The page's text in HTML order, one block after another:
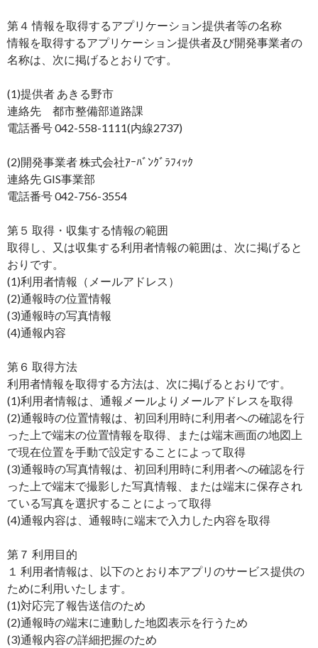
第４ 情報を取得するアプリケーション提供者等の名称
情報を取得するアプリケーション提供者及び開発事業者の
名称は、次に掲げるとおりです。
(1)提供者 あきる野市
連絡先 都市整備部道路課
電話番号 042-558-1111(内線2737)
(2)開発事業者 株式会社ｱｰﾊﾞﾝｸﾞﾗﾌｨｯｸ
連絡先 GIS事業部
電話番号 042-756-3554
第５ 取得・収集する情報の範囲
取得し、又は収集する利用者情報の範囲は、次に掲げると
おりです。
(1)利用者情報（メールアドレス）
(2)通報時の位置情報
(3)通報時の写真情報
(4)通報内容
第６ 取得方法
利用者情報を取得する方法は、次に掲げるとおりです。
(1)利用者情報は、通報メールよりメールアドレスを取得
(2)通報時の位置情報は、初回利用時に利用者への確認を行
った上で端末の位置情報を取得、または端末画面の地図上
で現在位置を手動で設定することによって取得
(3)通報時の写真情報は、初回利用時に利用者への確認を行
った上で端末で撮影した写真情報、または端末に保存され
ている写真を選択することによって取得
(4)通報内容は、通報時に端末で入力した内容を取得
第７ 利用目的
１ 利用者情報は、以下のとおり本アプリのサービス提供の
ために利用いたします。
(1)対応完了報告送信のため
(2)通報時の端末に連動した地図表示を行うため
(3)通報内容の詳細把握のため